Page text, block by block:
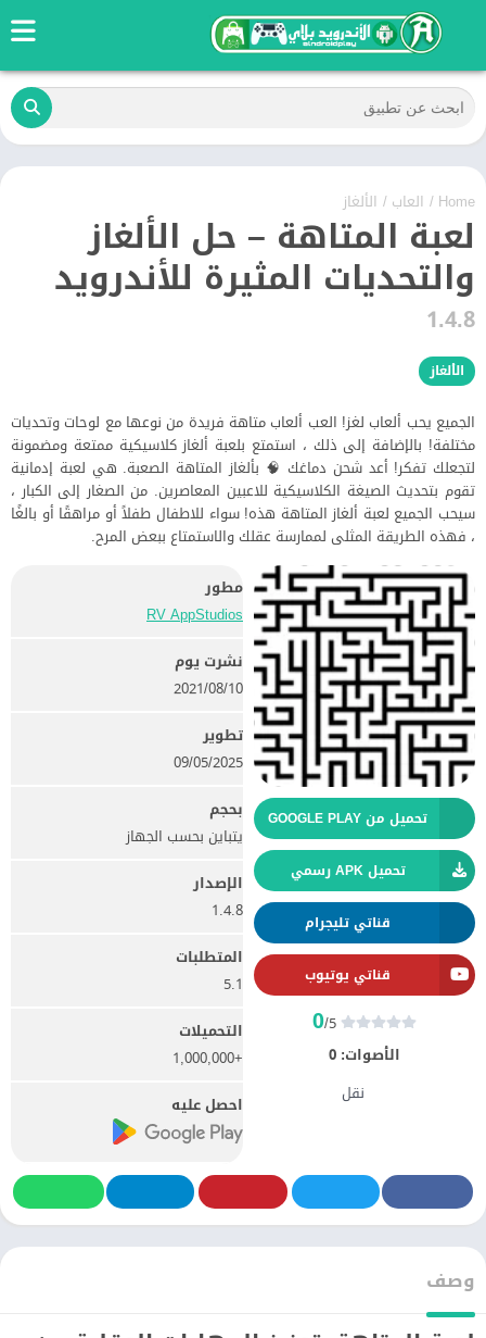
Home
/ العاب / الألغاز
لعبة المتاهة – حل الألغاز
والتحديات المثيرة للأندرويد
1.4.8
الألغاز
الجميع يحب ألعاب لغز! العب ألعاب متاهة فريدة من نوعها مع لوحات وتحديات
مختلفة! بالإضافة إلى ذلك ، استمتع بلعبة ألغاز كلاسيكية ممتعة ومضمونة
لتجعلك تفكر! أعد شحن دماغك 🧠 بألغاز المتاهة الصعبة. هي لعبة إدمانية
تقوم بتحديث الصيغة الكلاسيكية للاعبين المعاصرين. من الصغار إلى الكبار ،
سيحب الجميع لعبة ألغاز المتاهة هذه! سواء للاطفال طفلاً أو مراهقًا أو بالغًا
، فهذه الطريقة المثلى لممارسة عقلك والاستمتاع ببعض المرح.
تحميل من GOOGLE PLAY
تحميل APK رسمي
قناتي تليجرام
قناتي يوتيوب
0/5
الأصوات: 0
نقل
مطور
RV AppStudios‏
نشرت يوم
10‏/08‏/2021
تطوير
09/05/2025
بحجم
يتباين بحسب الجهاز
الإصدار
1.4.8
المتطلبات
5.1
التحميلات
+1,000,000
احصل عليه
وصف